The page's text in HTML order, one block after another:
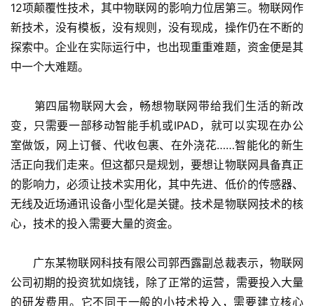
12项颠覆性技术，其中物联网的影响力位居第三。物联网作
新技术，没有模板，没有规则，没有现成，操作仍在不断的
探索中。企业在实际运行中，也出现重重难题，资金便是其
中一个大难题。
第四届物联网大会，畅想物联网带给我们生活的新改
变，只需要一部移动智能手机或IPAD，就可以实现在办公
室做饭，网上订餐、代收包裹、在外浇花……智能化的新生
活正向我们走来。但这都只是规划，要想让物联网具备真正
的影响力，必须让技术实用化，其中先进、低价的传感器、
无线及近场通讯设备小型化是关键。技术是物联网技术的核
心，技术的投入需要大量的资金。
广东某物联网科技有限公司郭西露副总裁表示，物联网
公司初期的投资犹如烧钱，除了正常的运营，需要投入大量
的研发费用。它不同于一般的小技术投入，需要建立核心